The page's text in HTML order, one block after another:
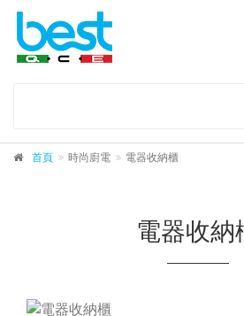
首頁 時尚廚電 電器收納櫃
電器收納